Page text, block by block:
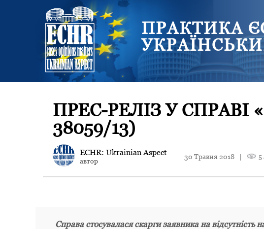
ПРАКТИКА
ПРЕС-РЕЛІЗ У СПРАВІ
38059/13)
ECHR: Ukrainian Aspect
автор
30 Травня 2018 | 5
Справа стосувалася скарги заявника на відсутність